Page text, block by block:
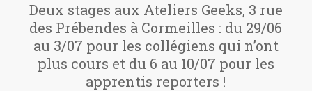
Deux stages aux Ateliers Geeks, 3 rue
des Prébendes à Cormeilles : du 29/06
au 3/07 pour les collégiens qui n’ont
plus cours et du 6 au 10/07 pour les
apprentis reporters !